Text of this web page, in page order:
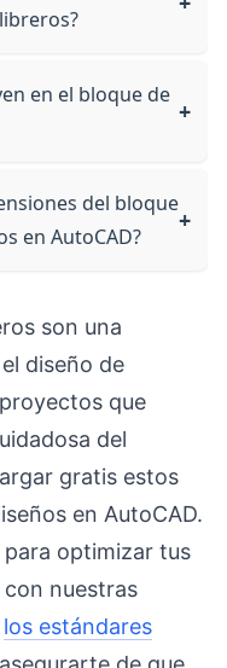
en el bloque de
del bloque
en AutoCAD?
son una
diseño de
que
del
gratis estos
en AutoCAD.
optimizar tus
nuestras
los estándares